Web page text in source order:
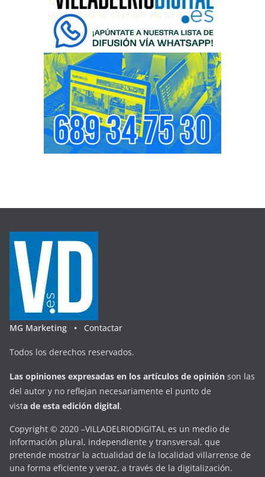
MG Marketing • Contactar
Todos los derechos reservados.
Las opiniones expresadas en los artículos de opinión son las
del autor y no reflejan necesariamente el punto de
vista de esta edición digital.
Copyright © 2020 –VILLADELRIODIGITAL es un medio de
información plural, independiente y transversal, que
pretende mostrar la actualidad de la localidad villarrense de
una forma eficiente y veraz, a través de la digitalización.